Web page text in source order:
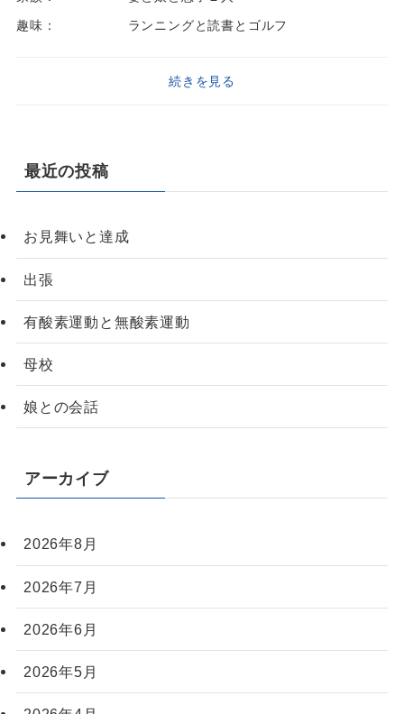
趣味：
ランニングと読書とゴルフ
続きを見る
最近の投稿
お見舞いと達成
出張
有酸素運動と無酸素運動
母校
娘との会話
アーカイブ
2026年8月
2026年7月
2026年6月
2026年5月